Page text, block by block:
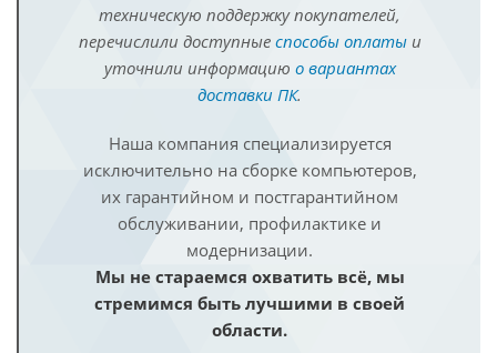
техническую поддержку покупателей,
перечислили доступные способы оплатыи
уточнили информацию о вариантах
доставки ПК.
Наша компания специализируется
исключительно на сборке компьютеров,
их гарантийном и постгарантийном
обслуживании, профилактике и
модернизации.
Мы не стараемся охватить всё, мы
стремимся быть лучшими в своей
области.